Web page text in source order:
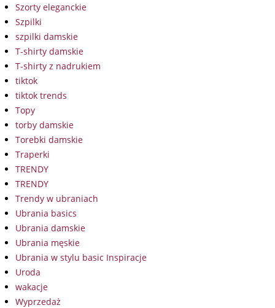
Szorty eleganckie
Szpilki
szpilki damskie
T-shirty damskie
T-shirty z nadrukiem
tiktok
tiktok trends
Topy
torby damskie
Torebki damskie
Traperki
TRENDY
TRENDY
Trendy w ubraniach
Ubrania basics
Ubrania damskie
Ubrania męskie
Ubrania w stylu basic Inspiracje
Uroda
wakacje
Wyprzedaż